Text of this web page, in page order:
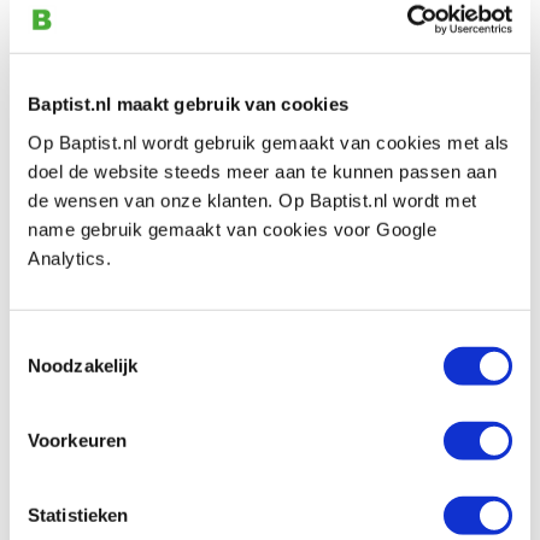
Baptist.nl maakt gebruik van cookies
Op Baptist.nl wordt gebruik gemaakt van cookies met als
doel de website steeds meer aan te kunnen passen aan
de wensen van onze klanten. Op Baptist.nl wordt met
name gebruik gemaakt van cookies voor Google
Analytics.
Noodzakelijk
Voorkeuren
Statistieken
Pfeil half maanvormig mes 150 mm
breed voor leer snijden
Productnumber: 28538
€ 133,88 excl. VAT
Pfeil kanten snijmes 0,75 mm voor leer